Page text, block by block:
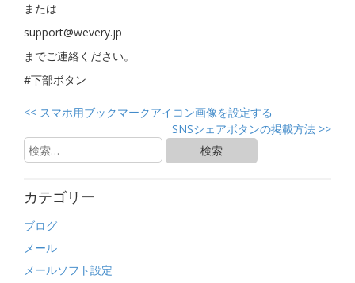
または
support@wevery.jp
までご連絡ください。
#下部ボタン
<< スマホ用ブックマークアイコン画像を設定する
SNSシェアボタンの掲載方法 >>
カテゴリー
ブログ
メール
メールソフト設定